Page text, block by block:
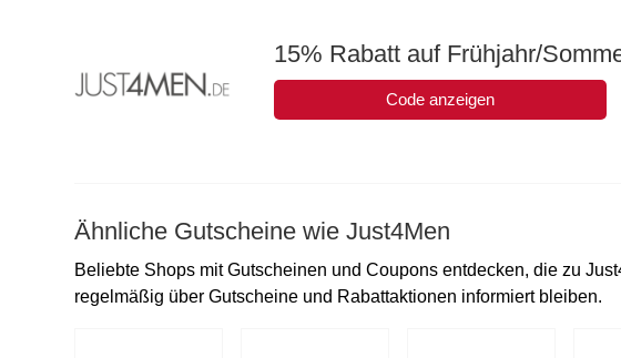
15% Rabatt auf Frühjahr/
Code anzeigen
Ähnliche Gutscheine wie Just4Men
Beliebte Shops mit Gutscheinen und Coupons entdecken, die zu
regelmäßig über Gutscheine und Rabattaktionen informiert bleiben.